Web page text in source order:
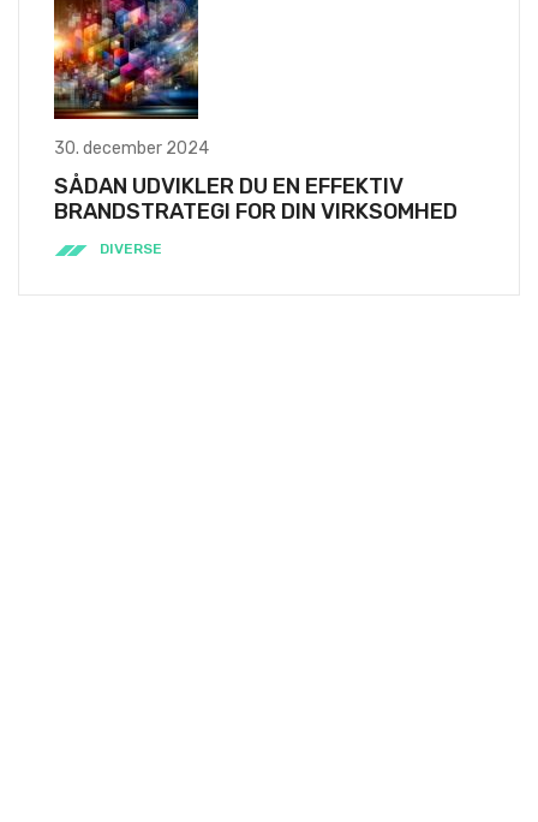
30. december 2024
SÅDAN UDVIKLER DU EN EFFEKTIV
BRANDSTRATEGI FOR DIN VIRKSOMHED
DIVERSE